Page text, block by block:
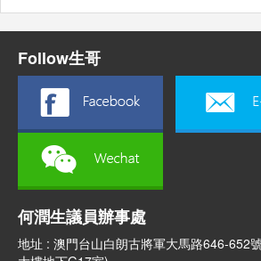
Follow生哥
何潤生議員辦事處
地址 : 澳門台山白朗古將軍大馬路646-652